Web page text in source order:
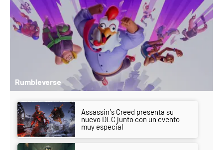
Rumbleverse
Assassin’s Creed presenta su
nuevo DLC junto con un evento
muy especial